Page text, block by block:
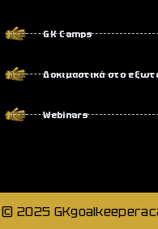
GK Camps
Δοκιμαστικά στο
Webinars
© 2025